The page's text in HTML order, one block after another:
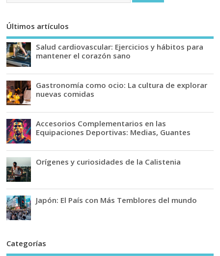
Últimos artículos
Salud cardiovascular: Ejercicios y hábitos para
mantener el corazón sano
Gastronomía como ocio: La cultura de explorar
nuevas comidas
Accesorios Complementarios en las
Equipaciones Deportivas: Medias, Guantes
Orígenes y curiosidades de la Calistenia
Japón: El País con Más Temblores del mundo
Categorías